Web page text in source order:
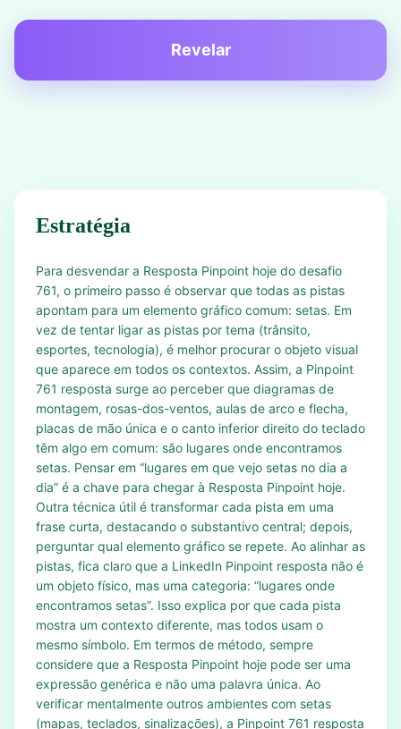
Revelar
Estratégia
Para desvendar a Resposta Pinpoint hoje do desafio
761, o primeiro passo é observar que todas as pistas
apontam para um elemento gráfico comum: setas. Em
vez de tentar ligar as pistas por tema (trânsito,
esportes, tecnologia), é melhor procurar o objeto visual
que aparece em todos os contextos. Assim, a Pinpoint
761 resposta surge ao perceber que diagramas de
montagem, rosas-dos-ventos, aulas de arco e flecha,
placas de mão única e o canto inferior direito do teclado
têm algo em comum: são lugares onde encontramos
setas. Pensar em “lugares em que vejo setas no dia a
dia” é a chave para chegar à Resposta Pinpoint hoje.
Outra técnica útil é transformar cada pista em uma
frase curta, destacando o substantivo central; depois,
perguntar qual elemento gráfico se repete. Ao alinhar as
pistas, fica claro que a LinkedIn Pinpoint resposta não é
um objeto físico, mas uma categoria: “lugares onde
encontramos setas”. Isso explica por que cada pista
mostra um contexto diferente, mas todos usam o
mesmo símbolo. Em termos de método, sempre
considere que a Resposta Pinpoint hoje pode ser uma
expressão genérica e não uma palavra única. Ao
verificar mentalmente outros ambientes com setas
(mapas, teclados, sinalizações), a Pinpoint 761 resposta